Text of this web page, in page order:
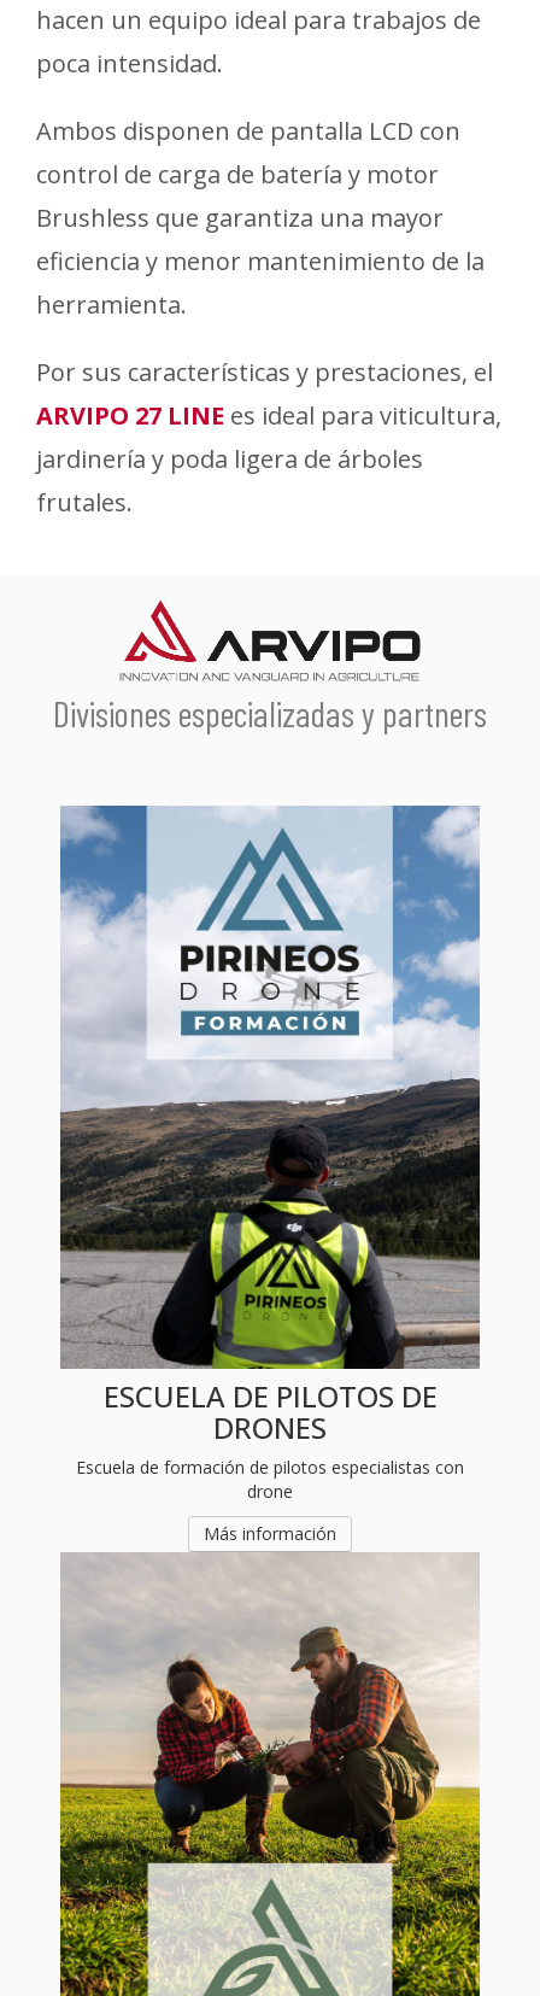
hacen un equipo ideal para trabajos de
poca intensidad.
Ambos disponen de pantalla LCD con
control de carga de batería y motor
Brushless que garantiza una mayor
eficiencia y menor mantenimiento de la
herramienta.
Por sus características y prestaciones, el
ARVIPO 27 LINE es ideal para viticultura,
jardinería y poda ligera de árboles
frutales.
Divisiones especializadas y partners
ESCUELA DE PILOTOS DE
DRONES
Escuela de formación de pilotos especialistas con
drone
Más información